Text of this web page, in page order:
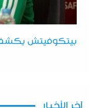
بيتكوفيتش يكشف